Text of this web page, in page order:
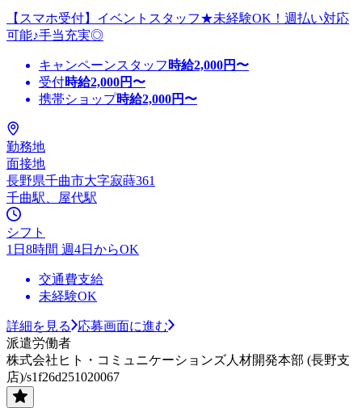
【スマホ受付】イベントスタッフ★未経験OK！週払い対応
可能♪手当充実◎
キャンペーンスタッフ 時給2,000円〜
受付時給2,000円〜
携帯ショップ時給2,000円〜
勤務地
面接地
長野県千曲市大字寂蒔361
千曲駅、屋代駅
シフト
1日8時間 週4日からOK
交通費支給
未経験OK
詳細を見る
応募画面に進む
派遣労働者
株式会社ヒト・コミュニケーションズ人材開発本部 (長野支
店)/s1f26d251020067